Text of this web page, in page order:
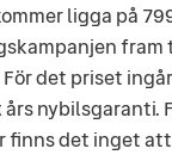
ligga på
fram
det priset
nybilsgaranti.
finns det inget